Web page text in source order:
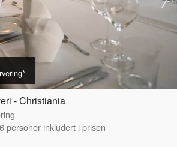
- Christiania
personer inkludert i prisen